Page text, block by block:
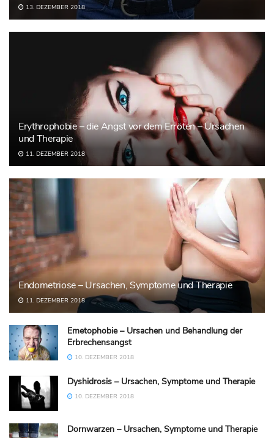
13. DEZEMBER 2018
Erythrophobie – die Angst vor dem Erröten – Ursachen
und Therapie
11. DEZEMBER 2018
Endometriose – Ursachen, Symptome und Therapie
11. DEZEMBER 2018
Emetophobie – Ursachen und Behandlung der
Erbrechensangst
10. DEZEMBER 2018
Dyshidrosis – Ursachen, Symptome und Therapie
10. DEZEMBER 2018
Dornwarzen – Ursachen, Symptome und Therapie